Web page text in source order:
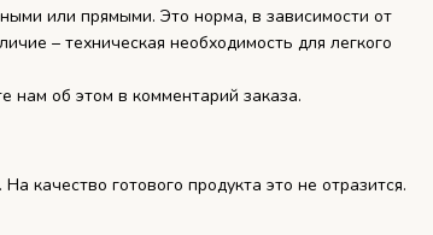
или прямыми. Это норма, в зависимости от
– техническая необходимость для легкого
нам об этом в комментарий заказа.
качество готового продукта это не отразится.